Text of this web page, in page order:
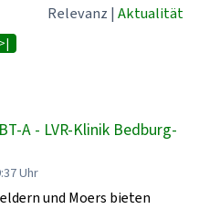
Relevanz | Aktualität
>|
A - LVR-Klinik Bedburg-
Uhr
und Moers bieten